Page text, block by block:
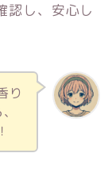
認し、安心し
り